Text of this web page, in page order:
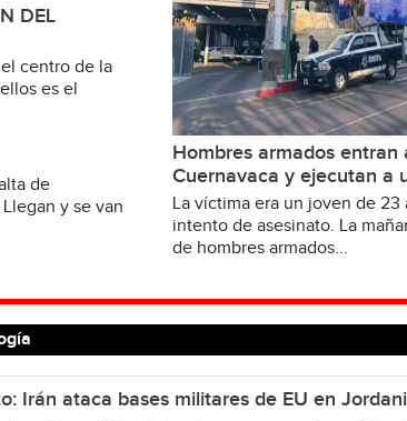
Hombres armados
Cuernavaca y ejecutan a
La víctima era un joven de
intento de asesinato. La
de hombres armados...
DEL
centro de la
es el
de
y se van
Irán ataca bases militares de EU en